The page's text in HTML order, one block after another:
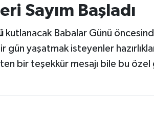
Sayım Başladı
kutlanacak Babalar Günü
yaşatmak isteyenler
bir teşekkür mesajı bile bu özel